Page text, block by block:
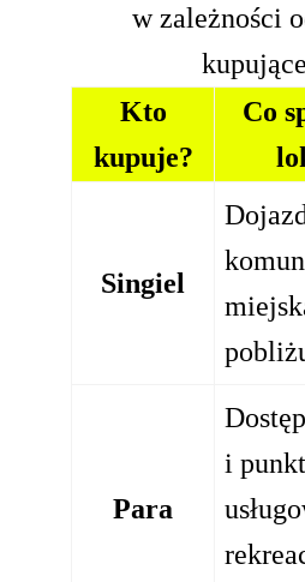
w zależności
Kto
kupuje?
Co
Singiel
Para
i